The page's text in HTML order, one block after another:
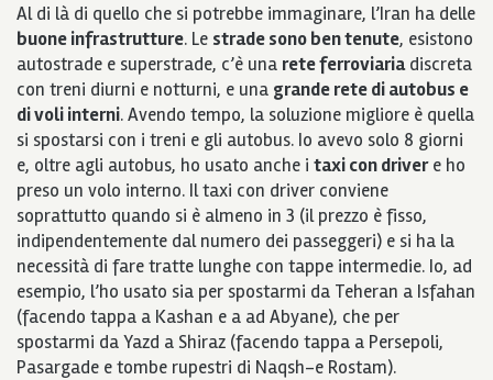
Al di là di quello che si potrebbe immaginare, l’Iran ha delle
buone infrastrutture. Le strade sono ben tenute, esistono
autostrade e superstrade, c’è una rete ferroviariadiscreta
con treni diurni e notturni, e una grande rete di autobus e
di voli interni. Avendo tempo, la soluzione migliore è quella
si spostarsi con i treni e gli autobus. Io avevo solo 8 giorni
e, oltre agli autobus, ho usato anche i taxi con drivere ho
preso un volo interno. Il taxi con driver conviene
soprattutto quando si è almeno in 3 (il prezzo è fisso,
indipendentemente dal numero dei passeggeri) e si ha la
necessità di fare tratte lunghe con tappe intermedie. Io, ad
esempio, l’ho usato sia per spostarmi da Teheran a Isfahan
(facendo tappa a Kashan e a ad Abyane), che per
spostarmi da Yazd a Shiraz (facendo tappa a Persepoli,
Pasargade e tombe rupestri di Naqsh-e Rostam).